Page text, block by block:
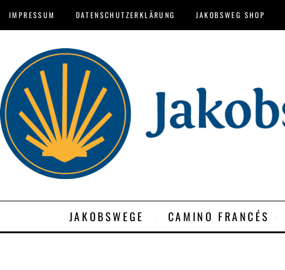
IMPRESSUM DATENSCHUTZERKLÄRUNG JAKOBSWEG SHOP
JAKOBSWEGE CAMINO FRANCÉS